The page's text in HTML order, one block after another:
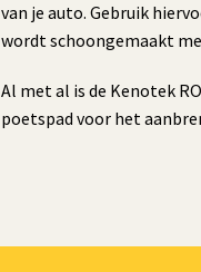
van je auto. Gebruik
wordt schoongemaakt
Al met al is de Kenotek
poetspad voor het